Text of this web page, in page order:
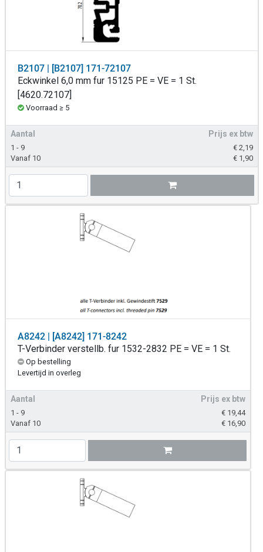
B2107 | [B2107] 171-72107
Eckwinkel 6,0 mm fur 15125 PE = VE = 1 St.
[4620.72107]
Voorraad ≥ 5
Aantal Prijs ex btw
1 - 9 € 2,19
Vanaf 10
€ 1,90
A8242 | [A8242] 171-8242
T-Verbinder verstellb. fur 1532-2832 PE = VE = 1 St.
Op bestelling
Levertijd in overleg
Aantal Prijs ex btw
1 - 9 € 19,44
Vanaf 10
€ 16,90